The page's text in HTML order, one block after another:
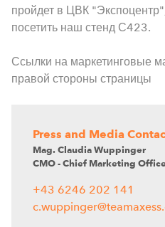
пройдет в ЦВК
посетить наш стенд С423.
Ссылки на маркетинговые
правой стороны страницы
Press and Media
Mag. Claudia Wuppinger
CMO - Chief Marketing
+43 6246 202 141